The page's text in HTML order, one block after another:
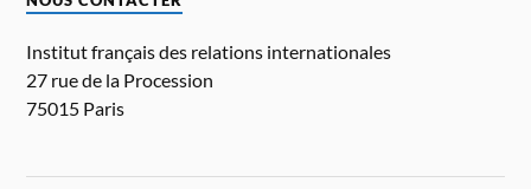
Institut français des relations internationales
27 rue de la Procession
75015 Paris